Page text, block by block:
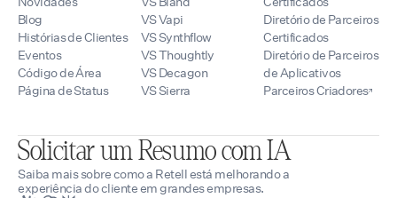
Blog
Histórias de Clientes
Eventos
Código de Área
Página de Status
VS Vapi
VS Synthflow
VS Thoughtly
VS Decagon
VS Sierra
Diretório de Parceiros
Certificados
Diretório de Parceiros
de Aplicativos
Parceiros Criadores
Solicitar um Resumo com IA
Saiba mais sobre como a Retell está melhorando a
experiência do cliente em grandes empresas.